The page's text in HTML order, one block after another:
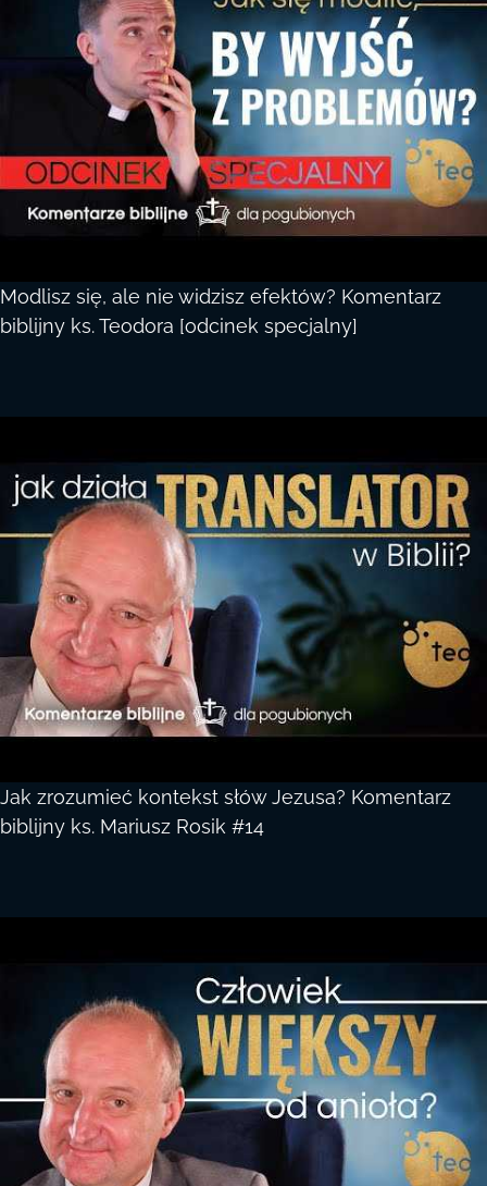
Modlisz się, ale nie widzisz efektów? Komentarz
biblijny ks. Teodora [odcinek specjalny]
Jak zrozumieć kontekst słów Jezusa? Komentarz
biblijny ks. Mariusz Rosik #14